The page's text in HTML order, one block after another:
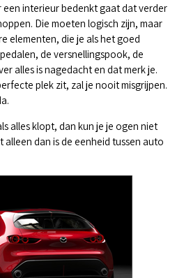
interieur bedenkt gaat dat verder
Die moeten logisch zijn, maar
elementen, die je als het goed
de versnellingspook, de
alles is nagedacht en dat merk je.
plek zit, zal je nooit misgrijpen.
alles klopt, dan kun je je ogen niet
dan is de eenheid tussen auto